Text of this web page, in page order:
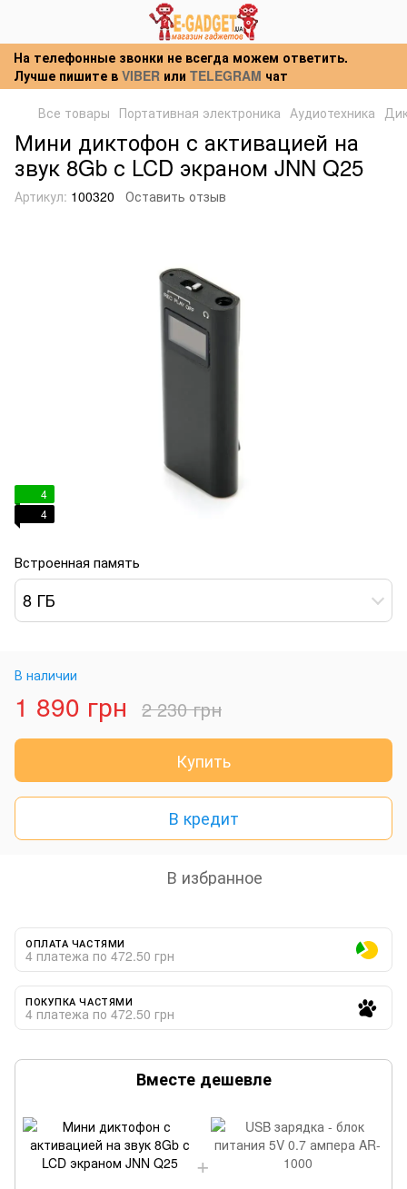
На телефонные звонки не всегда можем ответить.
Лучше пишите в VIBER или TELEGRAM чат
Все товары Портативная электроника Аудиотехника
Мини диктофон с активацией на
звук 8Gb с LCD экраном JNN Q25
Артикул: 100320 Оставить отзыв
4
4
Встроенная память
8 ГБ
В наличии
1 890 грн 2 230 грн
Купить
В кредит
В избранное
ОПЛАТА ЧАСТЯМИ
4 платежа по 472.50 грн
ПОКУПКА ЧАСТЯМИ
4 платежа по 472.50 грн
Вместе дешевле